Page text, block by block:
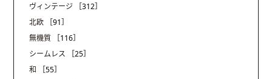
ヴィンテージ
［312］
北欧
［91］
無機質
［116］
シームレス
［25］
和
［55］